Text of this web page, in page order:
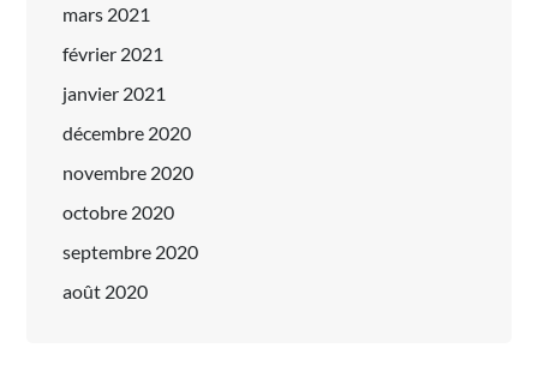
mars 2021
février 2021
janvier 2021
décembre 2020
novembre 2020
octobre 2020
septembre 2020
août 2020